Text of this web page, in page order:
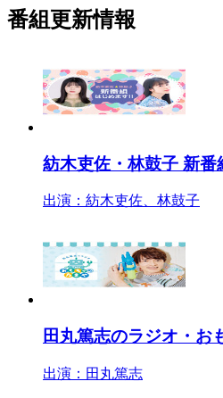
番組更新情報
紡木吏佐・林鼓子 新番
出演：紡木吏佐、林鼓子
田丸篤志のラジオ・お
出演：田丸篤志